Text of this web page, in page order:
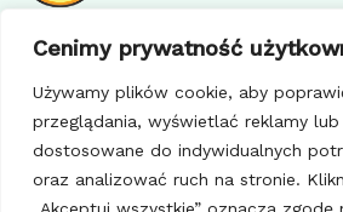
Cenimy prywatność
Używamy plików cookie, aby
przeglądania, wyświetlać reklamy
dostosowane do indywidualnych
oraz analizować ruch na stronie.
Facebook
Regulamin
Polityka
Polityka cookie